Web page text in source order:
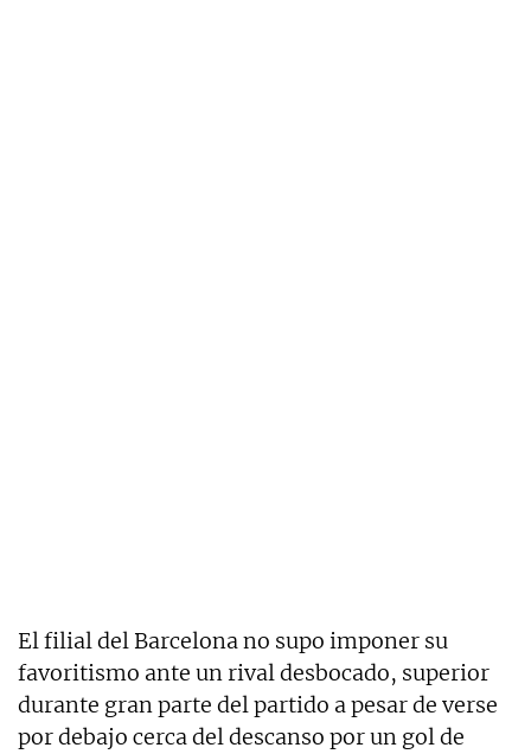
El filial del Barcelona no supo imponer su
favoritismo ante un rival desbocado, superior
durante gran parte del partido a pesar de verse
por debajo cerca del descanso por un gol de